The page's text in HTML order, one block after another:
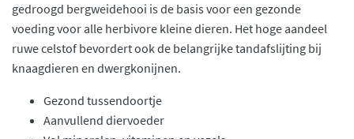
gedroogd bergweidehooi is de basis voor een gezonde
voeding voor alle herbivore kleine dieren. Het hoge aandeel
ruwe celstof bevordert ook de belangrijke tandafslijting bij
knaagdieren en dwergkonijnen.
Gezond tussendoortje
Aanvullend diervoeder